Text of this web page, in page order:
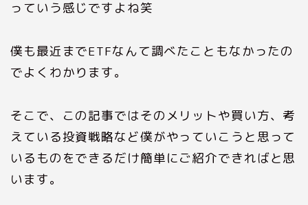
っていう感じですよね笑
僕も最近までETFなんて調べたこともなかったの
でよくわかります。
そこで、この記事ではそのメリットや買い方、考
えている投資戦略など僕がやっていこうと思って
いるものをできるだけ簡単にご紹介できればと思
います。